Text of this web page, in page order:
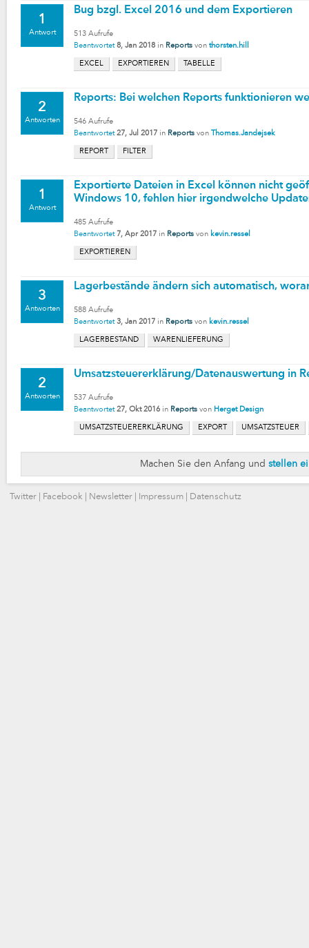
1
Antwort
Bug bzgl. Excel 2016 und dem Exportieren
513 Aufrufe
Beantwortet 8, Jan 2018 in Reports von thorsten.hill
EXCEL EXPORTIEREN TABELLE
2
Antworten
Reports: Bei welchen Reports funktionieren
546 Aufrufe
Beantwortet 27, Jul 2017 in Reports von Thomas.Jandejsek
REPORT FILTER
1
Antwort
Exportierte Dateien in Excel können nicht
Windows 10, fehlen hier irgendwelche
485 Aufrufe
Beantwortet 7, Apr 2017 in Reports von kevin.ressel
EXPORTIEREN
3
Antworten
Lagerbestände ändern sich automatisch,
588 Aufrufe
Beantwortet 3, Jan 2017 in Reports von kevin.ressel
LAGERBESTAND WARENLIEFERUNG
2
Antworten
Umsatzsteuererklärung/Datenauswertung in
537 Aufrufe
Beantwortet 27, Okt 2016 in Reports von Herget Design
UMSATZSTEUERERKLÄRUNG EXPORT UMSATZSTEUER
Machen Sie den Anfang und stellen
Twitter Facebook Newsletter Impressum Datenschutz